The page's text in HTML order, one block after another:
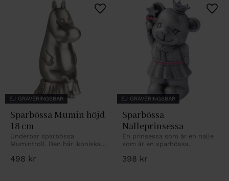
EJ GRAVERINGSBAR
Sparbössa Mumin höjd
18 cm
Underbar sparbössa
Mumintroll. Den här ikoniska
slantar och är lika mycket en
498 kr
Lägg till i favoriter
EJ GRAVERINGSBAR
Sparbössa
Nalleprinsessa
En prinsessa som är en nalle
som är en sparbössa.
398 kr